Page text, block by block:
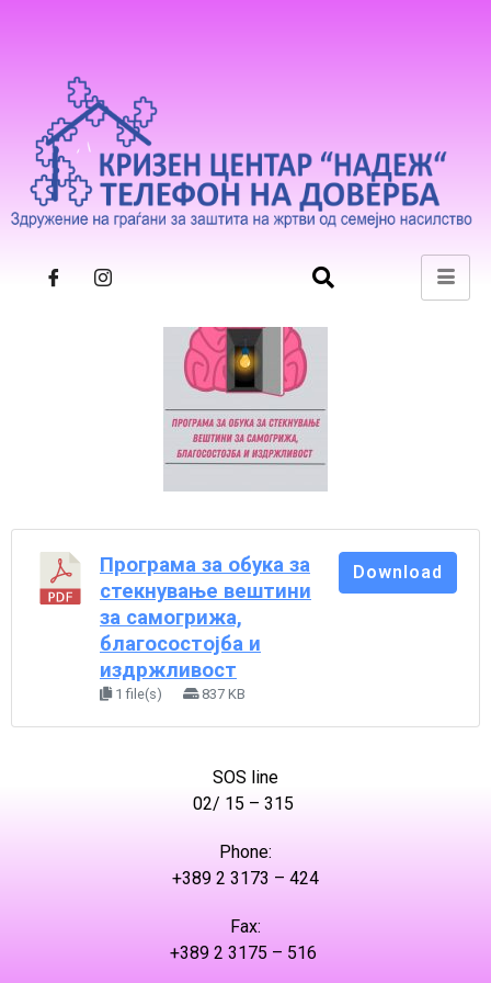
Програма за обука за
стекнување вештини
за самогрижа,
благосостојба и
издржливост
1 file(s) 837 KB
Download
SOS line
02/ 15 – 315
Phone:
+389 2 3173 – 424
Fax:
+389 2 3175 – 516